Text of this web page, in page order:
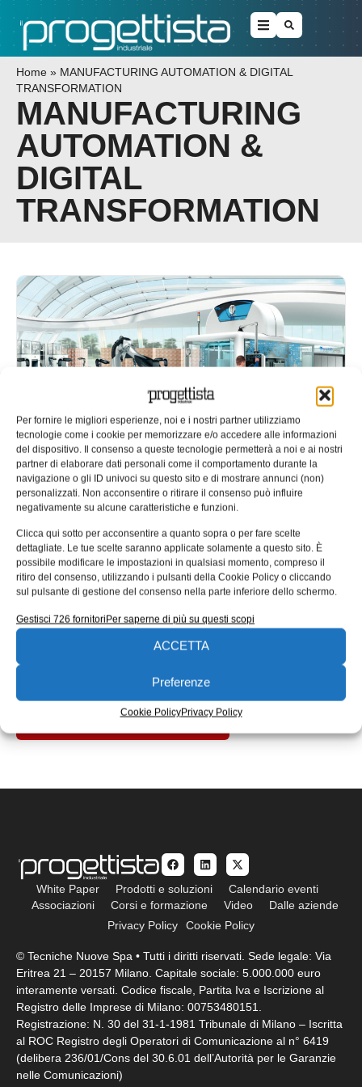
Per fornire le migliori esperienze, noi e i nostri partner utilizziamo
tecnologie come i cookie per memorizzare e/o accedere alle informazioni
del dispositivo. Il consenso a queste tecnologie permetterà a noi e ai nostri
partner di elaborare dati personali come il comportamento durante la
navigazione o gli ID univoci su questo sito e di mostrare annunci (non)
personalizzati. Non acconsentire o ritirare il consenso può influire
negativamente su alcune caratteristiche e funzioni.
Clicca qui sotto per acconsentire a quanto sopra o per fare scelte
dettagliate. Le tue scelte saranno applicate solamente a questo sito. È
possibile modificare le impostazioni in qualsiasi momento, compreso il
ritiro del consenso, utilizzando i pulsanti della Cookie Policy o cliccando
sul pulsante di gestione del consenso nella parte inferiore dello schermo.
Gestisci 726 fornitoriPer saperne di più su questi scopi
ACCETTA
Preferenze
Cookie PolicyPrivacy Policy
Home » MANUFACTURING AUTOMATION & DIGITAL
TRANSFORMATION
MANUFACTURING
AUTOMATION &
DIGITAL
TRANSFORMATION
Nuovo corso in “Manufacturing
automation & digital trasformation”
Per rispondere alle sfide di un mercato in continua
evoluzione, caratterizzato dalla richiesta di tecnologie e
competenze sempre più all’avanguardia,
Redazione 03/04/2017
EDICOLA WEB
White Paper Prodotti e soluzioni
Calendario eventi
Associazioni
Corsi e formazione Video
Dalle aziende
Privacy Policy
Cookie Policy
© Tecniche Nuove Spa • Tutti i diritti riservati. Sede legale: Via
Eritrea 21 – 20157 Milano. Capitale sociale: 5.000.000 euro
interamente versati. Codice fiscale, Partita Iva e Iscrizione al
Registro delle Imprese di Milano: 00753480151.
Registrazione: N. 30 del 31-1-1981 Tribunale di Milano – Iscritta
al ROC Registro degli Operatori di Comunicazione al n° 6419
(delibera 236/01/Cons del 30.6.01 dell’Autorità per le Garanzie
nelle Comunicazioni)